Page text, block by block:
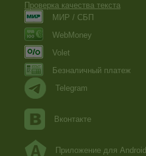
Проверка качества текста
МИР / СБП
WebMoney
Volet
Безналичный платеж
Telegram
Вконтакте
Приложение для Android